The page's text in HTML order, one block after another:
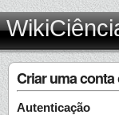
Criar uma conta
Autenticação